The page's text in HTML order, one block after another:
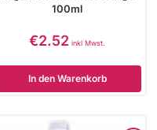
100ml
€2.52 inkl Mwst.
In den Warenkorb